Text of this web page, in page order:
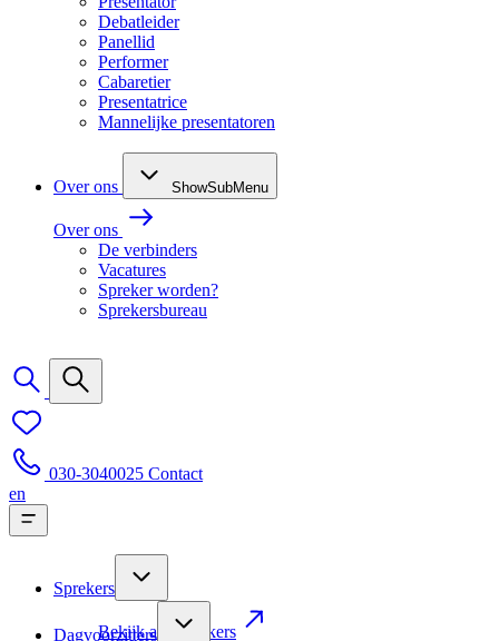
Debatleider
Panellid
Performer
Cabaretier
Presentatrice
Mannelijke presentatoren
Over ons ShowSubMenu
Over ons
De verbinders
Vacatures
Spreker worden?
Sprekersbureau
030-3040025 Contact
en
Sprekers
Bekijk alle sprekers
Dagvoorzitters